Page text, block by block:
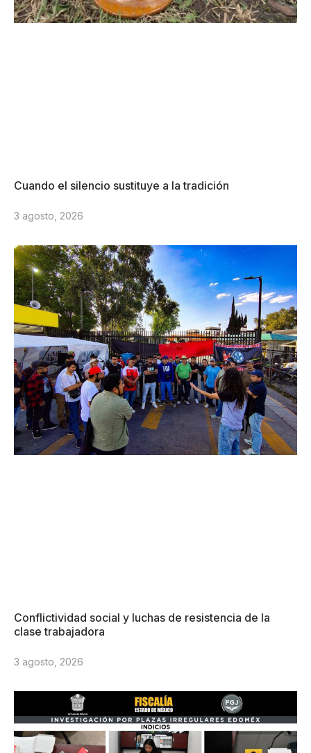
Cuando el silencio sustituye a la tradición
3 agosto, 2026
Conflictividad social y luchas de resistencia de la
clase trabajadora
3 agosto, 2026